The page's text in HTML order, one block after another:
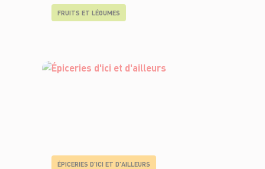
FRUITS ET LÉGUMES
ÉPICERIES D'ICI ET D'AILLEURS